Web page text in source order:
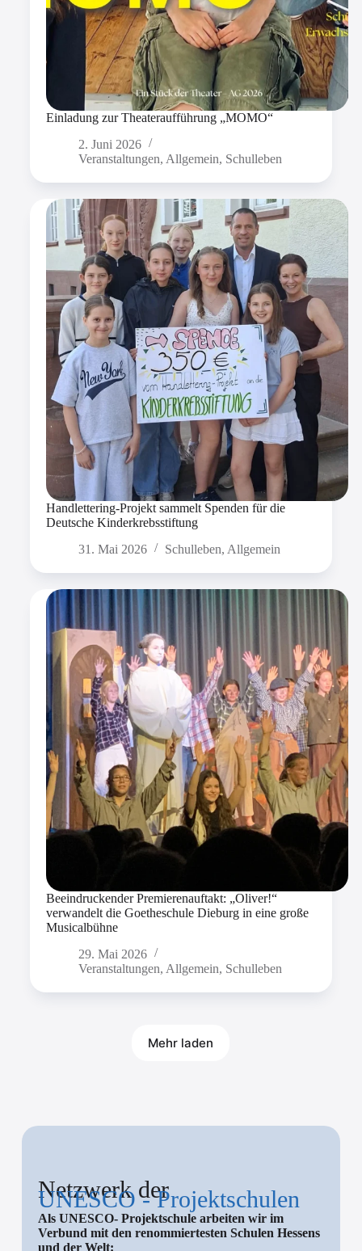
Einladung zur Theateraufführung „MOMO“
2. Juni 2026
Veranstaltungen, Allgemein, Schulleben
Handlettering-Projekt sammelt Spenden für die
Deutsche Kinderkrebsstiftung
31. Mai 2026
Schulleben, Allgemein
Beeindruckender Premierenauftakt: „Oliver!“
verwandelt die Goetheschule Dieburg in eine große
Musicalbühne
29. Mai 2026
Veranstaltungen, Allgemein, Schulleben
Mehr laden
Netzwerk der
UNESCO - Projektschulen
Als UNESCO- Projektschule arbeiten wir im
Verbund mit den renommiertesten Schulen Hessens
und der Welt: